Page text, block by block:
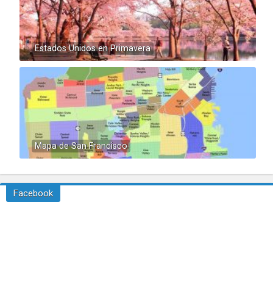
Estados Unidos en Primavera
Mapa de San Francisco
Facebook